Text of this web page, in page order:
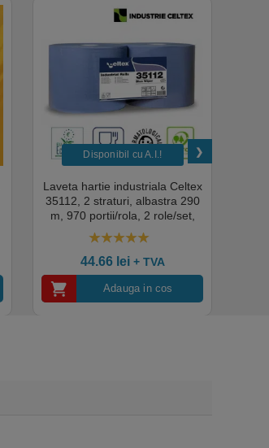
Disponibil cu A.I.​!
Laveta hartie industriala Celtex
35112, 2 straturi, albastra 290
m, 970 portii/rola, 2 role/set,
certificata pentru industria
alimentara, Ecolabel
44.66 lei + TVA
Adauga in cos